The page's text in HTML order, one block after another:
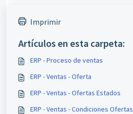
Imprimir
Artículos en esta carpeta:
ERP - Proceso de ventas
ERP - Ventas - Oferta
ERP - Ventas - Ofertas Estados
ERP - Ventas - Condiciones Ofertas